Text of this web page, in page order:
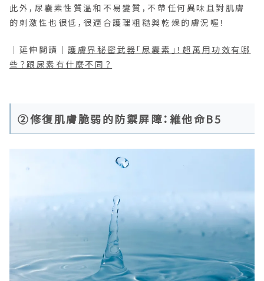
此外，尿囊素性質溫和不易變質，不帶任何異味且對肌膚
的刺激性也很低，很適合護理粗糙與乾燥的膚況喔！
｜延伸閱讀｜護膚界秘密武器「尿囊素」！超萬用功效有哪
些？跟尿素有什麼不同？
②修復肌膚脆弱的防禦屏障：維他命B5